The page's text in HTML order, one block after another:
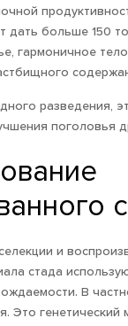
дать больше 150
гармоничное
разведения,
поголовья
и
стада
В
Это генетический